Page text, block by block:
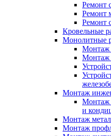
Ремонт
Ремонт
Ремонт
Кровельные
Монолитные
Монтаж
Монтаж
Монтаж
Монтаж
и
Монтаж
Монтаж